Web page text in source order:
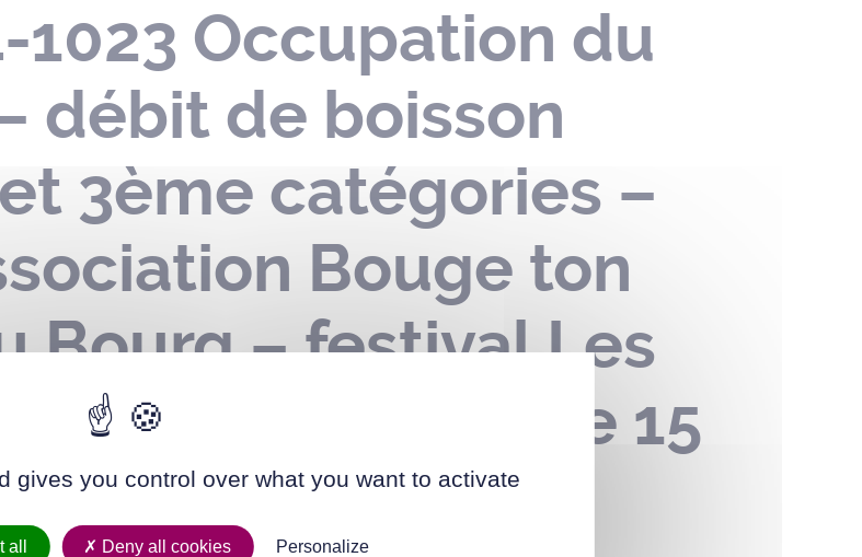
1023 Occupation du
débit de boisson
3ème catégories –
Bouge ton
Bourg – festival Les
l’Abbé Chérel le 15
gives you control over what you want to activate
Deny all cookies Personalize